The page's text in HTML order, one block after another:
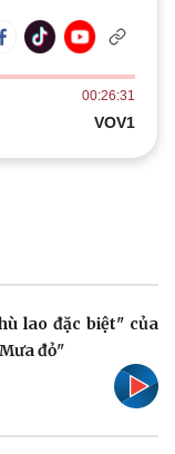
00:26:31
VOV1
lao đặc biệt" của
đỏ"